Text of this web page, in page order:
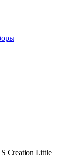
Creation Little